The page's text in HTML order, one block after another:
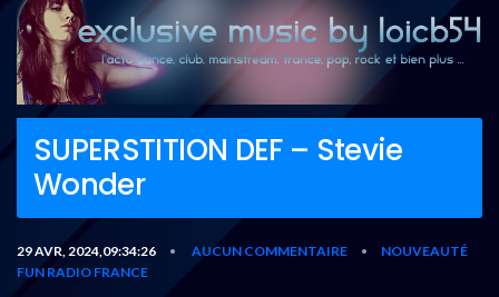
SUPERSTITION DEF – Stevie
Wonder
29 AVR, 2024,09:34:26 • AUCUN COMMENTAIRE •
NOUVEAUTÉ
FUN RADIO FRANCE